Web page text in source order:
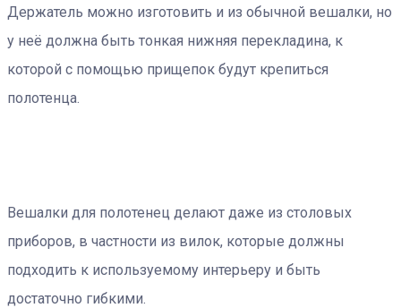
Держатель можно изготовить и из обычной вешалки, но
у неё должна быть тонкая нижняя перекладина, к
которой с помощью прищепок будут крепиться
полотенца.
Вешалки для полотенец делают даже из столовых
приборов, в частности из вилок, которые должны
подходить к используемому интерьеру и быть
достаточно гибкими.